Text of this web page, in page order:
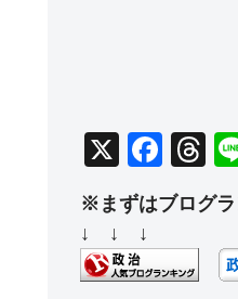
X
F
a
c
e
b
T
hr
e
a
d
※まずはブログラ
↓ ↓ ↓